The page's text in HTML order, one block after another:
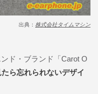
出典： 株式会社タイムマシン
ド・ブランド「Carot O
ら忘れられないデザイ